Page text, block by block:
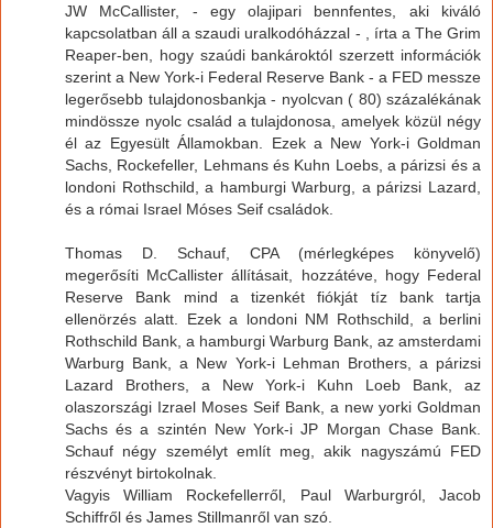
JW McCallister, - egy olajipari bennfentes, aki kiváló
kapcsolatban áll a szaudi uralkodóházzal - , írta a The Grim
Reaper-ben, hogy szaúdi bankároktól szerzett információk
szerint a New York-i Federal Reserve Bank - a FED messze
legerősebb tulajdonosbankja - nyolcvan ( 80) százalékának
mindössze nyolc család a tulajdonosa, amelyek közül négy
él az Egyesült Államokban. Ezek a New York-i Goldman
Sachs, Rockefeller, Lehmans és Kuhn Loebs, a párizsi és a
londoni Rothschild, a hamburgi Warburg, a párizsi Lazard,
és a római Israel Móses Seif családok.
Thomas D. Schauf, CPA (mérlegképes könyvelő)
megerősíti McCallister állításait, hozzátéve, hogy Federal
Reserve Bank mind a tizenkét fiókját tíz bank tartja
ellenörzés alatt. Ezek a londoni NM Rothschild, a berlini
Rothschild Bank, a hamburgi Warburg Bank, az amsterdami
Warburg Bank, a New York-i Lehman Brothers, a párizsi
Lazard Brothers, a New York-i Kuhn Loeb Bank, az
olaszországi Izrael Moses Seif Bank, a new yorki Goldman
Sachs és a szintén New York-i JP Morgan Chase Bank.
Schauf négy személyt említ meg, akik nagyszámú FED
részvényt birtokolnak.
Vagyis William Rockefellerről, Paul Warburgról, Jacob
Schiffről és James Stillmanről van szó.